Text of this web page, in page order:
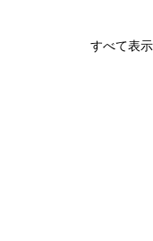
すべて表示